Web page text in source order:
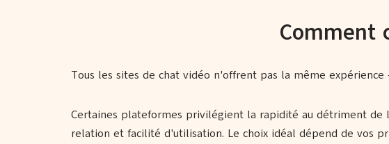
Comment
Tous les sites de chat vidéo n'offrent pas la même
Certaines plateformes privilégient la rapidité au détriment
relation et facilité d'utilisation. Le choix idéal dépend de vos